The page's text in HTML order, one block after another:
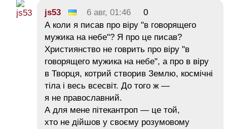
js53 6 авг, 01:46
0
А коли я писав про віру "в говорящего
мужика на небе"? Я про це писав?
Християнство не говрить про віру "в
говорящего мужика на небе", а про в віру
в Творця, котрий створив Землю, космічні
тіла і весь всесвіт. До того ж —
я не православний.
А для мене пітекантроп — це той,
хто не дійшов у своєму розумовому